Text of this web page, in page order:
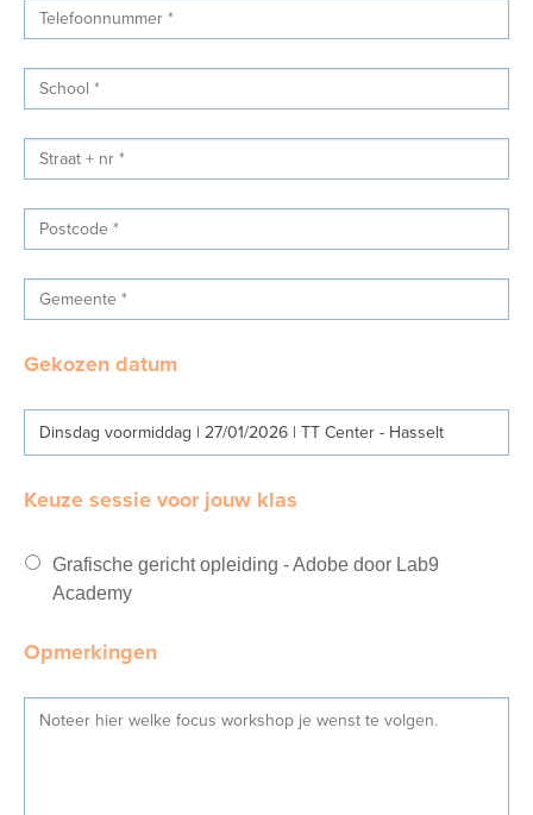
Gekozen datum
Dinsdag voormiddag | 27/01/2026 | TT Center - Hasselt
Keuze sessie voor jouw klas
Grafische gericht opleiding - Adobe door Lab9
Academy
Opmerkingen